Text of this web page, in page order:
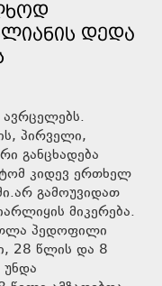
ᲓᲔᲓᲐ
ავრცელებს.
პირველი,
განცხადება
კიდევ ერთხელ
გამოუვიდათ
მიკერება.
პედოფილი
28 წლის და 8